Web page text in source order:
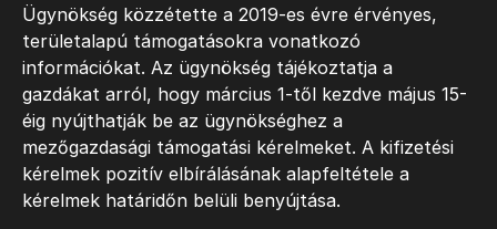
Ügynökség közzétette a 2019-es évre érvényes,
területalapú támogatásokra vonatkozó
információkat. Az ügynökség tájékoztatja a
gazdákat arról, hogy március 1-től kezdve május 15-
éig nyújthatják be az ügynökséghez a
mezőgazdasági támogatási kérelmeket. A kifizetési
kérelmek pozitív elbírálásának alapfeltétele a
kérelmek határidőn belüli benyújtása.